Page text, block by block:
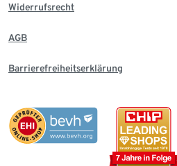
Widerrufsrecht
AGB
Barrierefreiheitserklärung